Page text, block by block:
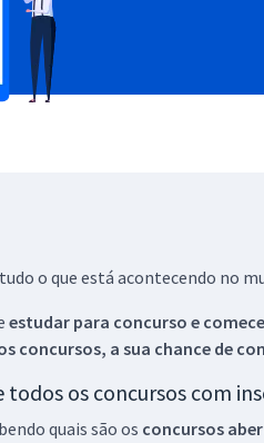
o que está acontecendo no
estudar para concurso e
concursos, a sua chance de
os concursos com
quais são os concursos